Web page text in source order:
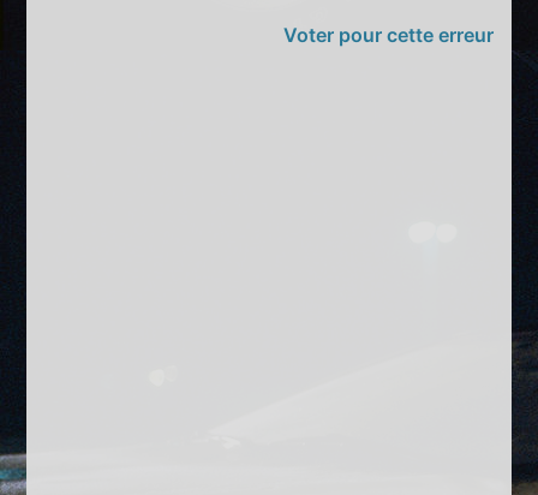
Voter pour cette erreur